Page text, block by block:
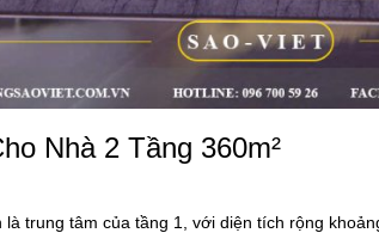
Nhà 2 Tầng 360m²
là trung tâm của tầng 1, với diện tích rộng